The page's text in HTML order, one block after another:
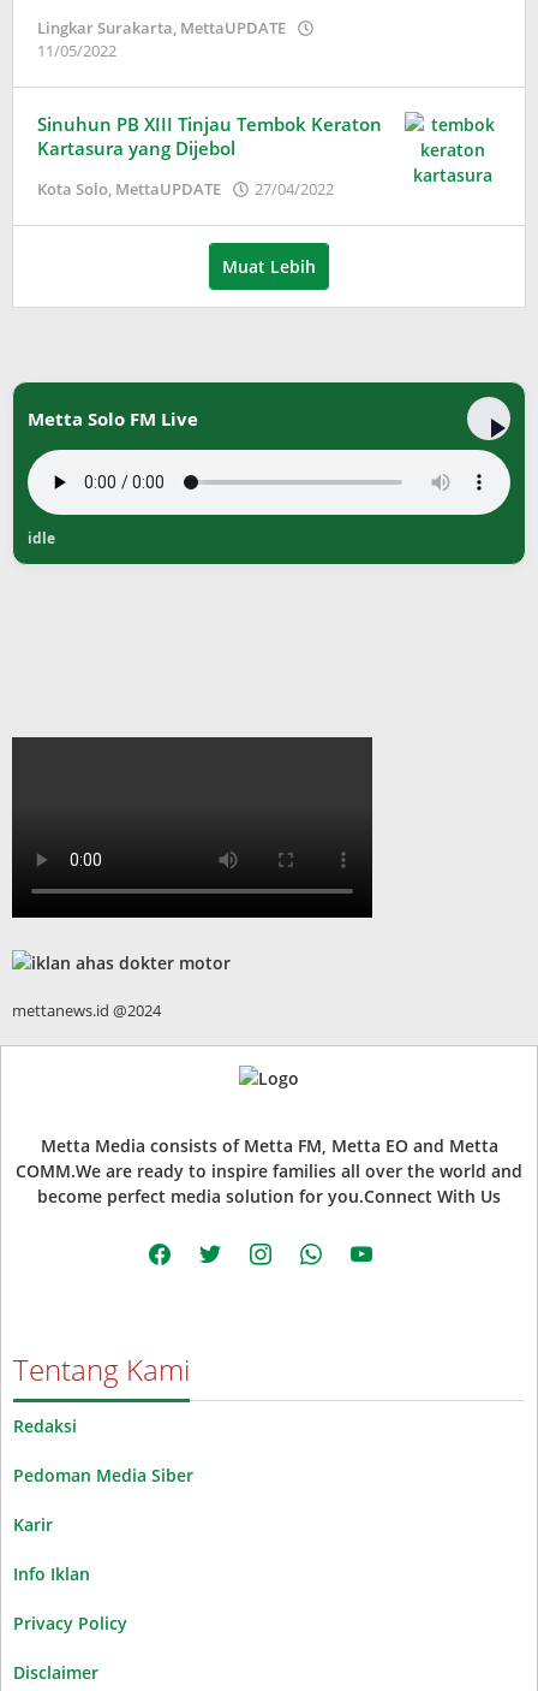
Lingkar Surakarta, MettaUPDATE
11/05/2022
Wardani
Sinuhun PB XIII Tinjau Tembok Keraton
Kartasura yang Dijebol
Kota Solo, MettaUPDATE 27/04/2022
Muat Lebih
Metta Solo FM Live
idle
mettanews.id @2024
Metta Media consists of Metta FM, Metta EO and Metta
COMM.We are ready to inspire families all over the world and
become perfect media solution for you.Connect With Us
facebooktwitter instagramwhatsappyoutube
Tentang Kami
Redaksi
Pedoman Media Siber
Karir
Info Iklan
Privacy Policy
Disclaimer